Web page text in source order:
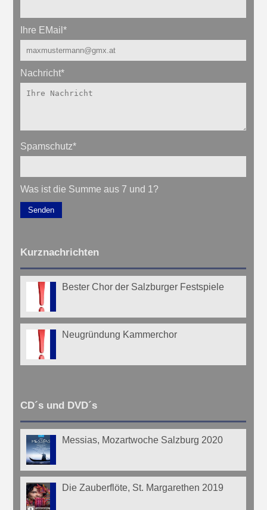
Ihre EMail*
Nachricht*
Spamschutz*
Was ist die Summe aus 7 und 1?
Senden
Kurznachrichten
Bester Chor der Salzburger Festspiele
Neugründung Kammerchor
CD´s und DVD´s
Messias, Mozartwoche Salzburg 2020
Die Zauberflöte, St. Margarethen 2019